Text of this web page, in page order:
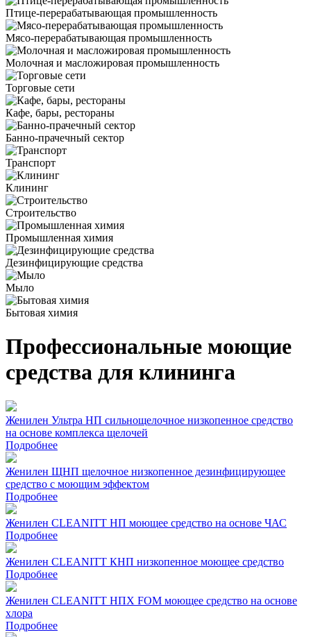
Птице-перерабатывающая промышленность
Мясо-перерабатывающая промышленность
Молочная и масложировая промышленность
Торговые сети
Кафе, бары, рестораны
Банно-прачечный сектор
Транспорт
Клининг
Строительство
Промышленная химия
Дезинфицирующие средства
Мыло
Бытовая химия
Профессиональные моющие
средства для клининга
Женилен Ультра НП сильнощелочное низкопенное средство
на основе комплекса щелочей
Подробнее
Женилен ЩНП щелочное низкопенное дезинфицирующее
средство с моющим эффектом
Подробнее
Женилен CLEANITT НП моющее средство на основе ЧАС
Подробнее
Женилен CLEANITT КНП низкопенное моющее средство
Подробнее
Женилен CLEANITT НПХ FOM моющее средство на основе
хлора
Подробнее